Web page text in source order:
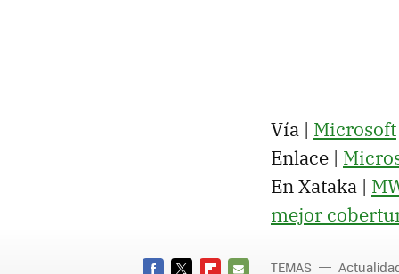
Vía | Microsoft
Enlace |
En Xataka |
mejor
TEMAS